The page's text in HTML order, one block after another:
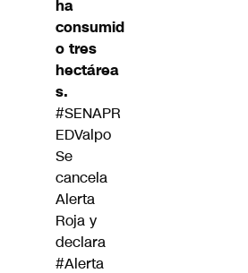
ha
consumid
o tres
hectárea
s.
#SENAPR
EDValpo
Se
cancela
Alerta
Roja y
declara
#Alerta